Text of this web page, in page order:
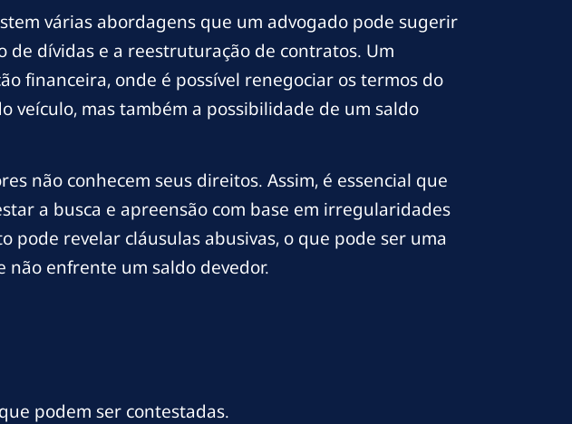
várias abordagens que um advogado pode sugerir
de dívidas e a reestruturação de contratos. Um
financeira, onde é possível renegociar os termos do
veículo, mas também a possibilidade de um saldo
não conhecem seus direitos. Assim, é essencial que
a busca e apreensão com base em irregularidades
pode revelar cláusulas abusivas, o que pode ser uma
enfrente um saldo devedor.
podem ser contestadas.